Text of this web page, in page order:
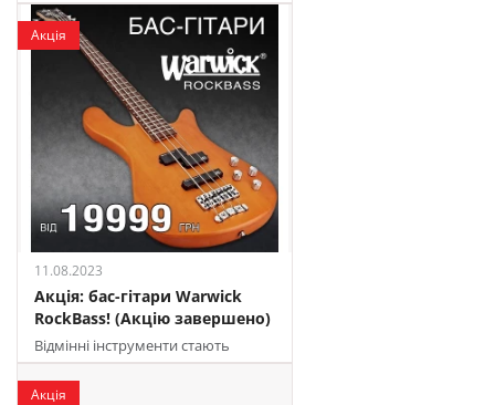
Акція
11.08.2023
Акція: бас-гітари Warwick
RockBass! (Акцію завершено)
Відмінні інструменти стають
доступнішими
Акція